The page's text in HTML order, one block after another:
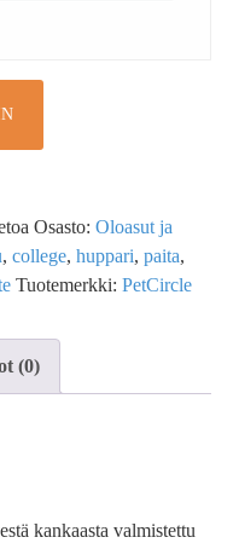
Osasto:Oloasut ja
,college,huppari,paita,
Tuotemerkki:PetCircle
(0)
kankaasta valmistettu